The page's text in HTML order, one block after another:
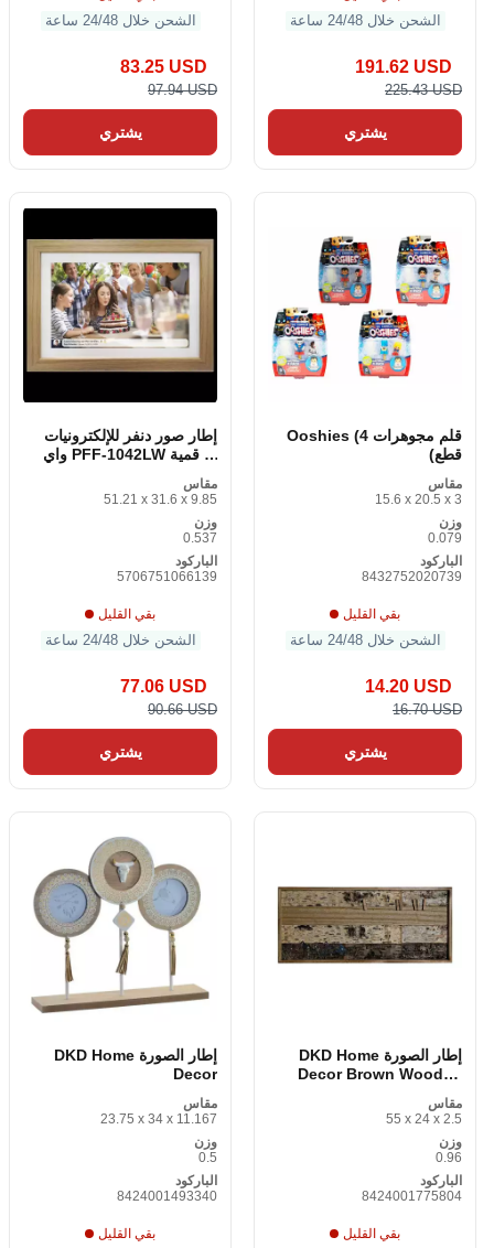
الشحن خلال 24/48 ساعة
83.25 USD
97.94 USD
يشتري
الشحن خلال 24/48 ساعة
191.62 USD
225.43 USD
يشتري
إطار صور دنفر للإلكترونيات
الرقمية PFF-1042LW واي
مقاس
51.21 x 31.6 x 9.85
وزن
0.537
الباركود
5706751066139
بقي القليل
الشحن خلال 24/48 ساعة
77.06 USD
90.66 USD
يشتري
قلم مجوهرات Ooshies (4
قطع)
مقاس
15.6 x 20.5 x 3
وزن
0.079
الباركود
8432752020739
بقي القليل
الشحن خلال 24/48 ساعة
14.20 USD
16.70 USD
يشتري
إطار الصورة DKD Home
Decor
مقاس
23.75 x 34 x 11.167
وزن
0.5
الباركود
8424001493340
بقي القليل
إطار الصورة DKD Home
Decor Brown Wooden
سم (12 قطعة)
مقاس
55 x 24 x 2.5
وزن
0.96
الباركود
8424001775804
بقي القليل